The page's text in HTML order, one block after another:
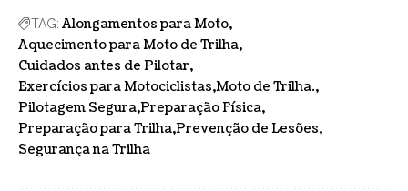
TAG: Alongamentos para Moto
Aquecimento para Moto de Trilha
Cuidados antes de Pilotar
Exercícios para Motociclistas Moto de Trilha.
Pilotagem Segura Preparação Física
Preparação para Trilha Prevenção de Lesões
Segurança na Trilha